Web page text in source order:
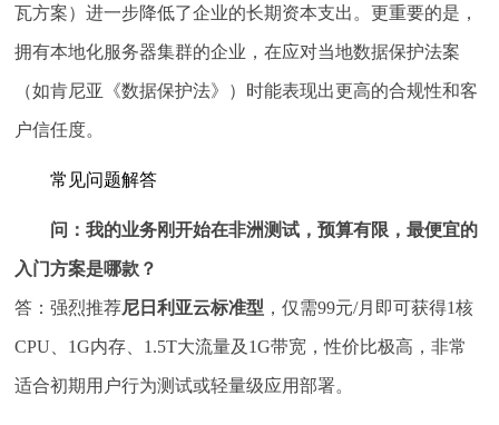
瓦方案）进一步降低了企业的长期资本支出。更重要的是，
拥有本地化服务器集群的企业，在应对当地数据保护法案
（如肯尼亚《数据保护法》）时能表现出更高的合规性和客
户信任度。
常见问题解答
问：我的业务刚开始在非洲测试，预算有限，最便宜的
入门方案是哪款？
答：强烈推荐尼日利亚云标准型 ，仅需99元/月即可获得1核
CPU、1G内存、1.5T大流量及1G带宽，性价比极高，非常
适合初期用户行为测试或轻量级应用部署。